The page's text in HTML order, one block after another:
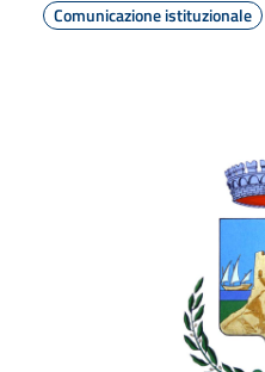
Comunicazione istituzionale